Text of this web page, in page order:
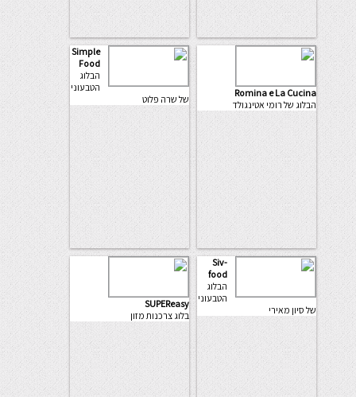
Romina e La Cucina
הבלוג של רומי אטינגולד
Simple
Food
הבלוג
הטבעוני
של שרה פלוט
Siv-
food
הבלוג
הטבעוני
של סיון מאירי
SUPEReasy
בלוג צרכנות מזון